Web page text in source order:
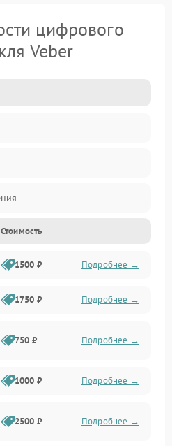
цифрового
Veber
Стоимость
1500 ₽ Подробнее →
1750 ₽ Подробнее →
750 ₽ Подробнее →
1000 ₽ Подробнее →
2500 ₽ Подробнее →